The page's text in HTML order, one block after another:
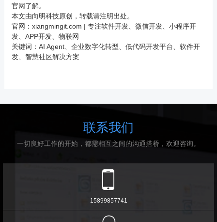
官网了解。
本文由向明科技原创，转载请注明出处。
官网： xiangmingit.com | 专注软件开发、微信开发、小程序开
发、 APP开发、物联网
关键词：AI Agent、企业数字化转型、低代码开发平台、软件开
发、智慧社区解决方案
联系我们
一切良好工作的开始，都需相互之间的沟通搭桥，欢迎咨询。
15899857741